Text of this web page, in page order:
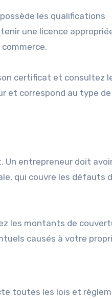
les qualifications
une licence
certificat et consultez
et correspond au type de
Un entrepreneur doit
qui couvre les défauts
les montants de
causés à votre
toutes les lois et